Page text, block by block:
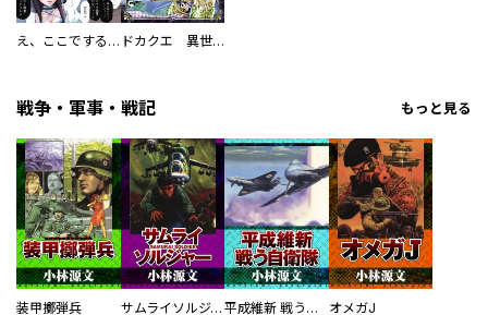
え、ここでするの？ アイドルのファンが知らない日常 ドカクエ 異世界ドカコッククエスト
戦争・軍事・戦記 もっと見る
装甲擲弾兵 サムライソルジャー SAMURAI SOLDIER 平成維新 戦う自衛隊 オメガJ